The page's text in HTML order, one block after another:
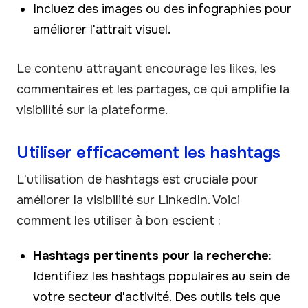
Incluez des images ou des infographies pour
améliorer l'attrait visuel.
Le contenu attrayant encourage les likes, les
commentaires et les partages, ce qui amplifie la
visibilité sur la plateforme.
Utiliser efficacement les hashtags
L'utilisation de hashtags est cruciale pour
améliorer la visibilité sur LinkedIn. Voici
comment les utiliser à bon escient :
Hashtags pertinents pour la recherche:
Identifiez les hashtags populaires au sein de
votre secteur d'activité. Des outils tels que